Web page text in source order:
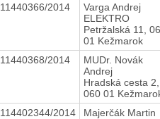
11440366/2014
Varga Andrej
ELEKTRO
Petržalská 11,
01 Kežmarok
11440368/2014
MUDr. Novák
Andrej
Hradská cesta 2,
060 01
114402344/2014
Majerčák Martin